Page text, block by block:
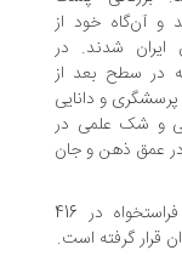
خود از
شدند. در
بعد از
و دانایی
علمی در
ذهن و جان
«استادان استادان چه کردند؟» نوشته مقصود فراستخواه در 416